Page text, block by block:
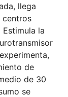
llega
centros
la
de
de 30
se